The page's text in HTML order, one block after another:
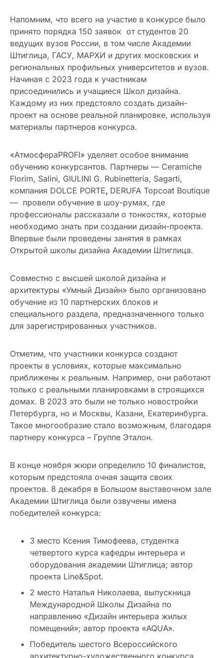
Напомним, что всего на участие в конкурсе было
принято порядка 150 заявок от студентов 20
ведущих вузов России, в том числе Академии
Штиглица, ГАСУ, МАРХИ и других московских и
региональных профильных университетов и вузов.
Начиная с 2023 года к участникам
присоединились и учащиеся Школ дизайна.
Каждому из них предстояло создать дизайн-
проект на основе реальной планировке, используя
материалы партнеров конкурса.
«АтмосфераPROFI» уделяет особое внимание
обучению конкурсантов. Партнеры — Ceramiche
Florim, Salini, GIULINI G. Rubinetteria, Sagarti,
компания DOLCE PORTE, DERUFA Topcoat Boutique
— провели обучение в шоу-румах, где
профессионалы рассказали о тонкостях, которые
необходимо знать при создании дизайн-проекта.
Впервые были проведены занятия в рамках
Открытой школы дизайна Академии Штиглица.
Совместно с высшей школой дизайна и
архитектуры «Умный Дизайн» было организовано
обучение из 10 партнерских блоков и
специального раздела, предназначенного только
для зарегистрированных участников.
Отметим, что участники конкурса создают
проекты в условиях, которые максимально
приближены к реальным. Например, они работают
только с реальными планировками в строящихся
домах. В 2023 это были не только новостройки
Петербурга, но и Москвы, Казани, Екатеринбурга.
Такое многообразие стало возможным, благодаря
партнеру конкурса – Группе Эталон.
В конце ноября жюри определило 10 финалистов,
которым предстояла очная защита своих
проектов. 8 декабря в Большом выставочном зале
Академии Штиглица были озвучены имена
победителей конкурса:
3 место Ксения Тимофеева, студентка
четвертого курса кафедры интерьера и
оборудования академии Штиглица; автор
проекта Line&Spot.
2 место Наталья Николаева, выпускница
Международной Школы Дизайна по
направлению «Дизайн интерьера жилых
помещений»; автор проекта «AQUA».
Победитель шестого Всероссийского